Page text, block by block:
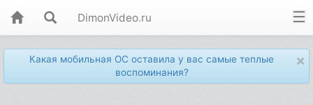
DimonVideo.ru
×
Какая мобильная ОС оставила у вас самые теплые
воспоминания?